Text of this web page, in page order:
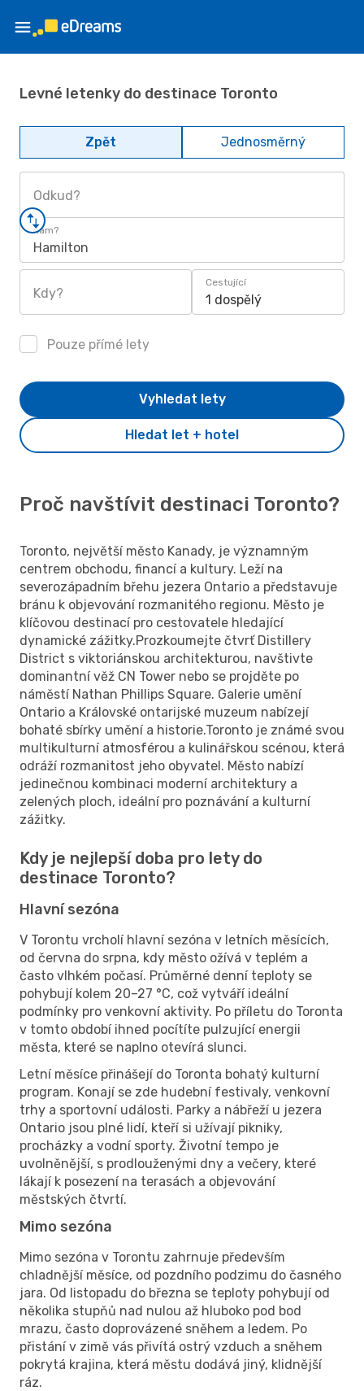
Levné letenky do destinace Toronto
Zpět Jednosměrný
Odkud?
Kam?
Hamilton
Kdy?
Cestující
1 dospělý
Pouze přímé lety
Hledat let + hotel
Vyhledat lety
Proč navštívit destinaci Toronto?
Toronto, největší město Kanady, je významným
centrem obchodu, financí a kultury. Leží na
severozápadním břehu jezera Ontario a představuje
bránu k objevování rozmanitého regionu. Město je
klíčovou destinací pro cestovatele hledající
dynamické zážitky.Prozkoumejte čtvrť Distillery
District s viktoriánskou architekturou, navštivte
dominantní věž CN Tower nebo se projděte po
náměstí Nathan Phillips Square. Galerie umění
Ontario a Královské ontarijské muzeum nabízejí
bohaté sbírky umění a historie.Toronto je známé svou
multikulturní atmosférou a kulinářskou scénou, která
odráží rozmanitost jeho obyvatel. Město nabízí
jedinečnou kombinaci moderní architektury a
zelených ploch, ideální pro poznávání a kulturní
zážitky.
Kdy je nejlepší doba pro lety do
destinace Toronto?
Hlavní sezóna
V Torontu vrcholí hlavní sezóna v letních měsících,
od června do srpna, kdy město ožívá v teplém a
často vlhkém počasí. Průměrné denní teploty se
pohybují kolem 20–27 °C, což vytváří ideální
podmínky pro venkovní aktivity. Po příletu do Toronta
v tomto období ihned pocítíte pulzující energii
města, které se naplno otevírá slunci.
Letní měsíce přinášejí do Toronta bohatý kulturní
program. Konají se zde hudební festivaly, venkovní
trhy a sportovní události. Parky a nábřeží u jezera
Ontario jsou plné lidí, kteří si užívají pikniky,
procházky a vodní sporty. Životní tempo je
uvolněnější, s prodlouženými dny a večery, které
lákají k posezení na terasách a objevování
městských čtvrtí.
Mimo sezóna
Mimo sezóna v Torontu zahrnuje především
chladnější měsíce, od pozdního podzimu do časného
jara. Od listopadu do března se teploty pohybují od
několika stupňů nad nulou až hluboko pod bod
mrazu, často doprovázené sněhem a ledem. Po
přistání v zimě vás přivítá ostrý vzduch a sněhem
pokrytá krajina, která městu dodává jiný, klidnější
ráz.